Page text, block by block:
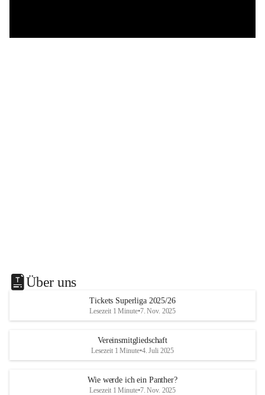
Über uns
Tickets Superliga 2025/26
Lesezeit 1 Minute•7. Nov. 2025
Vereinsmitgliedschaft
Lesezeit 1 Minute•4. Juli 2025
Wie werde ich ein Panther?
Lesezeit 1 Minute•7. Nov. 2025